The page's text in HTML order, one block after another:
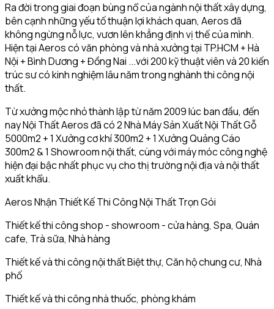
Ra đời trong giai đoạn bùng nổ của ngành nội thất xây dựng,
bên cạnh những yếu tố thuận lợi khách quan, Aeros đã
không ngừng nỗ lực, vươn lên khẳng định vị thế của mình.
Hiện tại Aeros có văn phòng và nhà xưởng tại TP.HCM + Hà
Nội + Bình Dương + Đồng Nai ...với 200 kỹ thuật viên và 20 kiến
trúc sư có kinh nghiệm lâu năm trong nghành thi công nội
thất.
Từ xưởng mộc nhỏ thành lập từ năm 2009 lúc ban đầu, đến
nay Nội Thất Aeros đã có 2 Nhà Máy Sản Xuất Nội Thất Gỗ
5000m2 + 1 Xưởng cơ khí 300m2 + 1 Xưởng Quảng Cáo
300m2 & 1 Showroom nội thất, cùng với máy móc công nghệ
hiện đại bậc nhất phục vụ cho thị trường nội địa và nội thất
xuất khẩu.
Aeros Nhận Thiết Kế Thi Công Nội Thất Trọn Gói
Thiết kế thi công shop - showroom - cửa hàng, Spa, Quán
cafe, Trà sữa, Nhà hàng
Thiết kế và thi công nội thất Biệt thự, Căn hộ chung cư, Nhà
phố
Thiết kế và thi công nhà thuốc, phòng khám